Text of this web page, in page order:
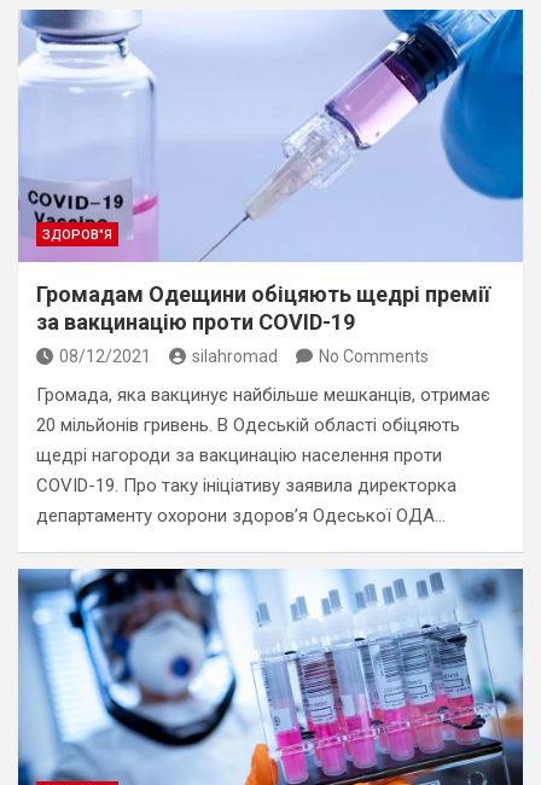
ЗДОРОВ"Я
Громадам Одещини обіцяють щедрі премії
за вакцинацію проти COVID-19
08/12/2021 silahromad No Comments
Громада, яка вакцинує найбільше мешканців, отримає
20 мільйонів гривень. В Одеській області обіцяють
щедрі нагороди за вакцинацію населення проти
COVID-19. Про таку ініціативу заявила директорка
департаменту охорони здоров’я Одеської ОДА…